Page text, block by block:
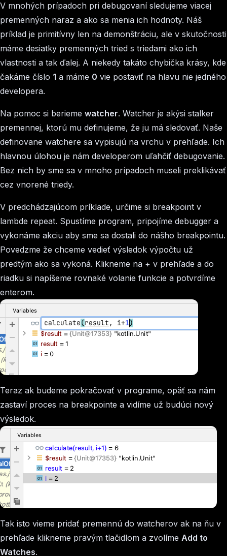
V mnohých prípadoch pri debugovaní sledujeme viacej
premenných naraz a ako sa menia ich hodnoty. Náš
príklad je primitívny len na demonštráciu, ale v skutočnosti
máme desiatky premenných tried s triedami ako ich
vlastnosti a tak ďalej. A niekedy takáto chybička krásy, kde
čakáme číslo 1 a máme 0 vie postaviť na hlavu nie jedného
developera.
Na pomoc si berieme watcher. Watcher je akýsi stalker
premennej, ktorú mu definujeme, že ju má sledovať. Naše
definovane watchere sa vypisujú na vrchu v prehľade. Ich
hlavnou úlohou je nám developerom uľahčiť debugovanie.
Bez nich by sme sa v mnoho prípadoch museli preklikávať
cez vnorené triedy.
V predchádzajúcom príklade, určime si breakpoint v
lambde repeat. Spustíme program, pripojíme debugger a
vykonáme akciu aby sme sa dostali do nášho breakpointu.
Povedzme že chceme vedieť výsledok výpočtu už
predtým ako sa vykoná. Klikneme na + v prehľade a do
riadku si napíšeme rovnaké volanie funkcie a potvrdíme
enterom.
Teraz ak budeme pokračovať v programe, opäť sa nám
zastaví proces na breakpointe a vidíme už budúci nový
výsledok.
Tak isto vieme pridať premennú do watcherov ak na ňu v
prehľade klikneme pravým tlačidlom a zvolíme Add to
Watches.